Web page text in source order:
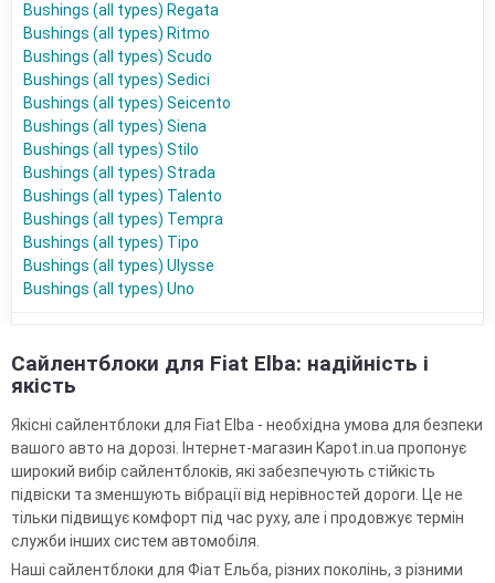
Bushings (all types) Regata
Bushings (all types) Ritmo
Bushings (all types) Scudo
Bushings (all types) Sedici
Bushings (all types) Seicento
Bushings (all types) Siena
Bushings (all types) Stilo
Bushings (all types) Strada
Bushings (all types) Talento
Bushings (all types) Tempra
Bushings (all types) Tipo
Bushings (all types) Ulysse
Bushings (all types) Uno
Сайлентблоки для Fiat Elba: надійність і
якість
Якісні сайлентблоки для Fiat Elba - необхідна умова для безпеки
вашого авто на дорозі. Інтернет-магазин Kapot.in.ua пропонує
широкий вибір сайлентблоків, які забезпечують стійкість
підвіски та зменшують вібрації від нерівностей дороги. Це не
тільки підвищує комфорт під час руху, але і продовжує термін
служби інших систем автомобіля.
Наші сайлентблоки для Фіат Ельба, різних поколінь, з різними